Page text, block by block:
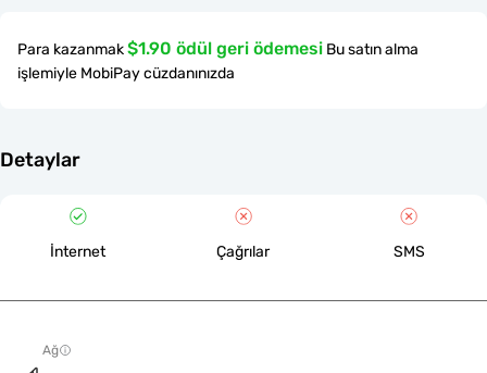
Para kazanmak$1.90 ödül geri ödemesi Bu satın alma
işlemiyle MobiPay cüzdanınızda
Detaylar
İnternet Çağrılar SMS
Ağ